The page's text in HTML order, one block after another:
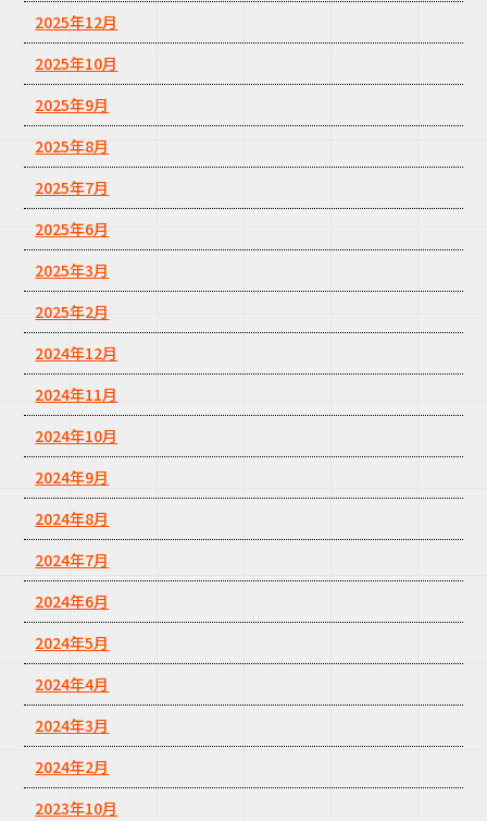
2025年12月
2025年10月
2025年9月
2025年8月
2025年7月
2025年6月
2025年3月
2025年2月
2024年12月
2024年11月
2024年10月
2024年9月
2024年8月
2024年7月
2024年6月
2024年5月
2024年4月
2024年3月
2024年2月
2023年10月